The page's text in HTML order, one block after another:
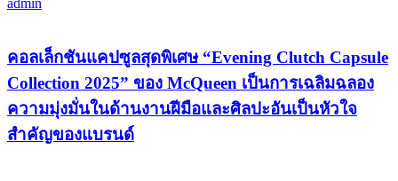
admin
คอลเล็กชันแคปซูลสุดพิเศษ “Evening Clutch Capsule
Collection 2025” ของ McQueen เป็นการเฉลิมฉลอง
ความมุ่งมั่นในด้านงานฝีมือและศิลปะอันเป็นหัวใจ
สำคัญของแบรนด์